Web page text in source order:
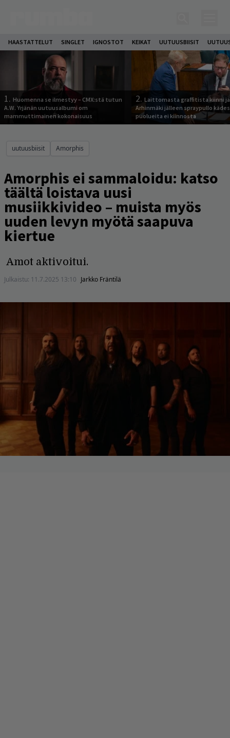
HAASTATTELUT SINGLET IGNOSTOT KEIKAT UUTUUSBIISIT
1. Huomenna se ilmestyy – CMX:stä tutun
A.W. Yrjänän uutuusalbumi om
mammuttimainen kokonaisuus
2. Laittomasta graffitista kiinni
Arhinmäki jälleen spraypullo
puolueita ei kiinnosta
uutuusbiisit Amorphis
Amorphis ei sammaloidu: katso
täältä loistava uusi
musiikkivideo – muista myös
uuden levyn myötä saapuva
kiertue
Amot aktivoitui.
Julkaistu: 11.7.2025 13:10 Jarkko Fräntilä